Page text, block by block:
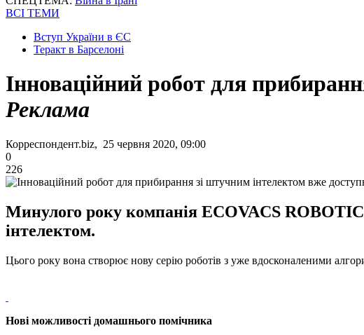
ВСІ ТЕМИ
Вступ України в ЄС
Теракт в Барселоні
Інноваційний робот для
Реклама
Корреспондент.biz, 25 червня 2020, 09:00
0
226
Минулого року компанія ECOVACS
інтелектом.
Цього року вона створює нову серію роботів з уже вдосконаленими
Нові можливості домашнього помічника